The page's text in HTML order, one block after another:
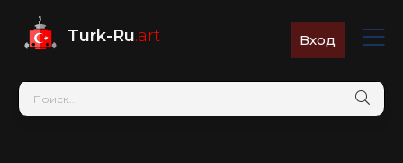
Turk-Ru.art Вход